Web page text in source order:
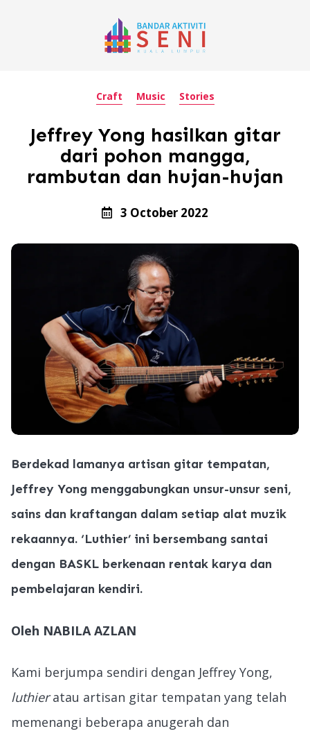
Craft Music Stories
Jeffrey Yong hasilkan gitar
dari pohon mangga,
rambutan dan hujan-hujan
3 October 2022
Berdekad lamanya artisan gitar tempatan,
Jeffrey Yong menggabungkan unsur-unsur seni,
sains dan kraftangan dalam setiap alat muzik
rekaannya. ‘Luthier’ ini bersembang santai
dengan BASKL berkenaan rentak karya dan
pembelajaran kendiri.
Oleh NABILA AZLAN
Kami berjumpa sendiri dengan Jeffrey Yong,
luthieratau artisan gitar tempatan yang telah
memenangi beberapa anugerah dan